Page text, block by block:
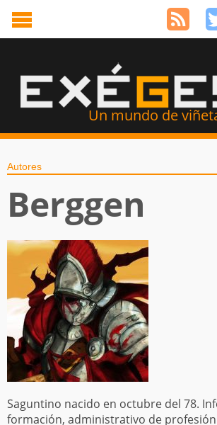
Un mundo de
Autores
Berggen
Saguntino nacido en octubre del 78.
formación, administrativo de